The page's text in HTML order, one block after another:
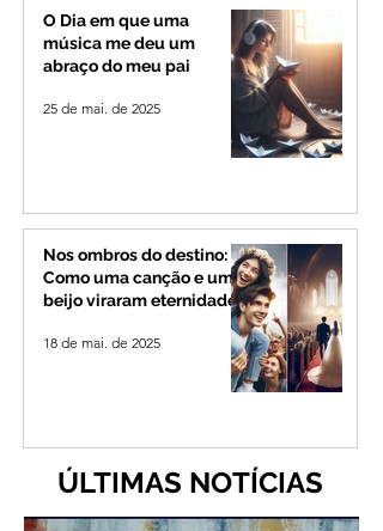
O Dia em que uma
música me deu um
abraço do meu pai
25 de mai. de 2025
Nos ombros do destino:
Como uma canção e um
beijo viraram eternidade
18 de mai. de 2025
ÚLTIMAS NOTÍCIAS